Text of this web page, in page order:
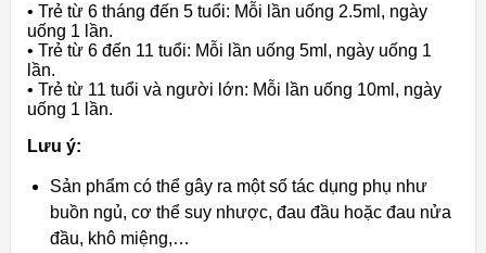
• Trẻ từ 6 tháng đến 5 tuổi: Mỗi lần uống 2.5ml, ngày
uống 1 lần.
• Trẻ từ 6 đến 11 tuổi: Mỗi lần uống 5ml, ngày uống 1
lần.
• Trẻ từ 11 tuổi và người lớn: Mỗi lần uống 10ml, ngày
uống 1 lần.
Lưu ý:
Sản phẩm có thể gây ra một số tác dụng phụ như
buồn ngủ, cơ thể suy nhược, đau đầu hoặc đau nửa
đầu, khô miệng,…